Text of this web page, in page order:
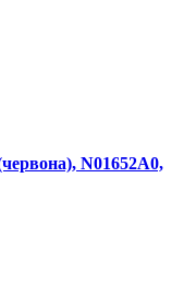
N01652A0,